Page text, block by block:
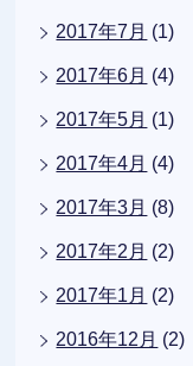
2017年7月 (1)
2017年6月 (4)
2017年5月 (1)
2017年4月 (4)
2017年3月 (8)
2017年2月 (2)
2017年1月 (2)
2016年12月 (2)